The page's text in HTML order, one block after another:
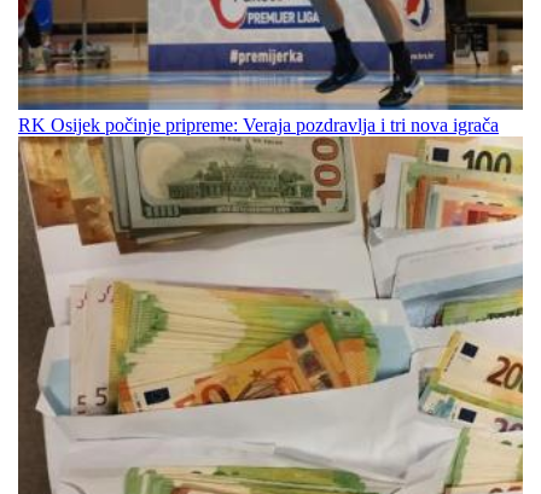
RK Osijek počinje pripreme: Veraja pozdravlja i tri nova igrača